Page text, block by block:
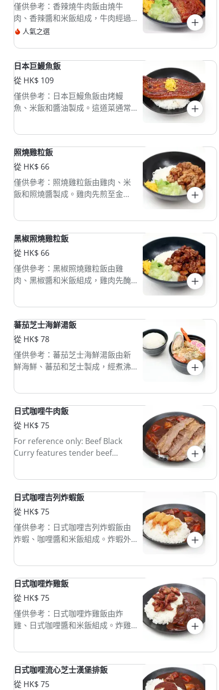
僅供參考：香辣燒牛肉飯由燒牛
肉、香辣醬和米飯組成，牛肉經過
燒烤和調味。這道菜口味濃郁，通
常配以青菜，適合喜愛辛辣的食
人氣之選
日本巨鰻魚飯
從 HK$ 109
僅供參考：日本巨鰻魚飯由烤鰻
魚、米飯和醬油製成。這道菜通常
照燒雞粒飯
從 HK$ 66
僅供參考：照燒雞粒飯由雞肉、米
飯和照燒醬製成。雞肉先煎至金
美，常配蔬菜。
黑椒照燒雞粒飯
從 HK$ 66
僅供參考：黑椒照燒雞粒飯由雞
肉、黑椒醬和米飯組成，雞肉先醃
配以青菜，適合快速享用。
蕃茄芝士海鮮湯飯
從 HK$ 78
僅供參考：蕃茄芝士海鮮湯飯由新
鮮海鮮、蕃茄和芝士製成，經煮沸
通常配以香草，適合分享。
日式咖哩牛肉飯
從 HK$ 75
For reference only: Beef Black
Curry features tender beef
sauce with spices. Served with
savory and slightly spicy flavors,
often enjoyed in Southeast Asian
cuisine.
日式咖哩吉列炸蝦飯
從 HK$ 75
僅供參考：日式咖哩吉列炸蝦飯由
炸蝦、咖哩醬和米飯組成。炸蝦外
拉或醃菜。
日式咖哩炸雞飯
從 HK$ 75
僅供參考：日式咖哩炸雞飯由炸
雞、日式咖哩醬和米飯組成。炸雞
蔬菜。
日式咖哩流心芝士漢堡排飯
從 HK$ 75